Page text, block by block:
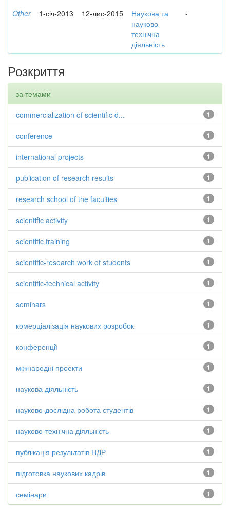
Other 1-січ-2013 12-лис-2015
Наукова та
науково-
технічна
діяльність
-
Розкриття
за темами
1
commercialization of scientific d...
1
conference
1
international projects
1
publication of research results
1
research school of the faculties
1
scientific activity
1
scientific training
1
scientific-research work of students
1
scientific-technical activity
1
seminars
1
комерціалізація наукових розробок
1
конференції
1
міжнародні проекти
1
наукова діяльність
1
науково-дослідна робота студентів
1
науково-технічна діяльність
1
публікація результатів НДР
1
підготовка наукових кадрів
1
семінари